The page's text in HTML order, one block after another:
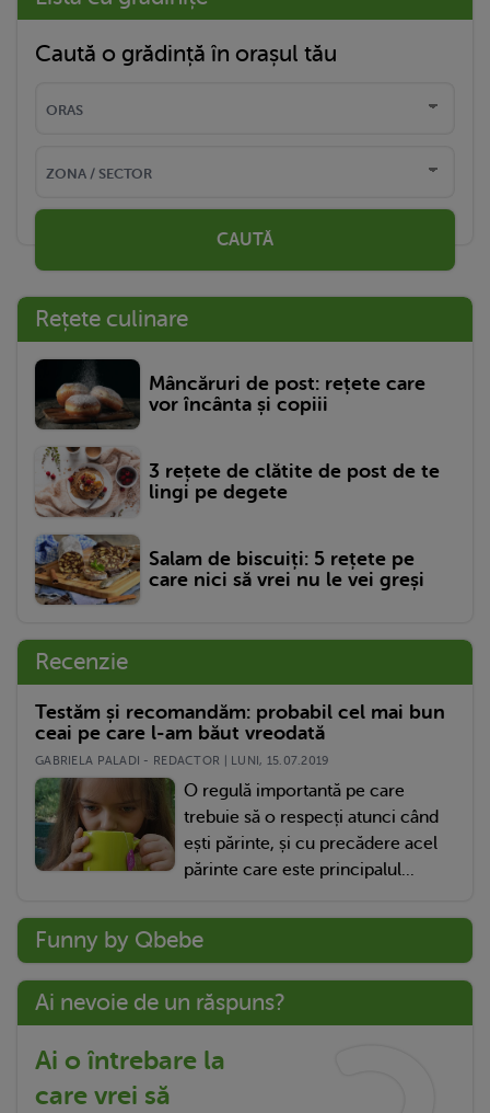
Caută o grădință în orașul tău
CAUTĂ
Rețete culinare
Mâncăruri de post: rețete care
vor încânta și copiii
3 rețete de clătite de post de te
lingi pe degete
Salam de biscuiți: 5 rețete pe
care nici să vrei nu le vei greși
Recenzie
Testăm și recomandăm: probabil cel mai bun
ceai pe care l-am băut vreodată
GABRIELA PALADI - REDACTOR | LUNI, 15.07.2019
O regulă importantă pe care
trebuie să o respecți atunci când
ești părinte, și cu precădere acel
părinte care este principalul...
Funny by Qbebe
Ai nevoie de un răspuns?
Ai o întrebare la
care vrei să